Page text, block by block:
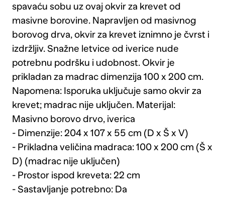
spavaću sobu uz ovaj okvir za krevet od
masivne borovine. Napravljen od masivnog
borovog drva, okvir za krevet iznimno je čvrst i
izdržljiv. Snažne letvice od iverice nude
potrebnu podršku i udobnost. Okvir je
prikladan za madrac dimenzija 100 x 200 cm.
Napomena: Isporuka uključuje samo okvir za
krevet; madrac nije uključen. Materijal:
Masivno borovo drvo, iverica
- Dimenzije: 204 x 107 x 55 cm (D x Š x V)
- Prikladna veličina madraca: 100 x 200 cm (Š x
D) (madrac nije uključen)
- Prostor ispod kreveta: 22 cm
- Sastavljanje potrebno: Da